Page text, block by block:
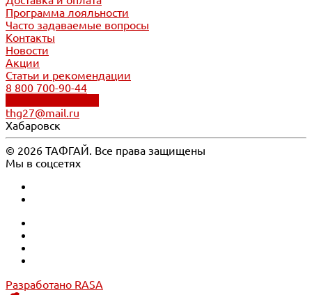
Программа лояльности
Часто задаваемые вопросы
Контакты
Новости
Акции
Статьи и рекомендации
8 800 700-90-44
thg27@mail.ru
Хабаровск
© 2026 ТАФГАЙ. Все права защищены
Мы в соцсетях
Разработано RASA